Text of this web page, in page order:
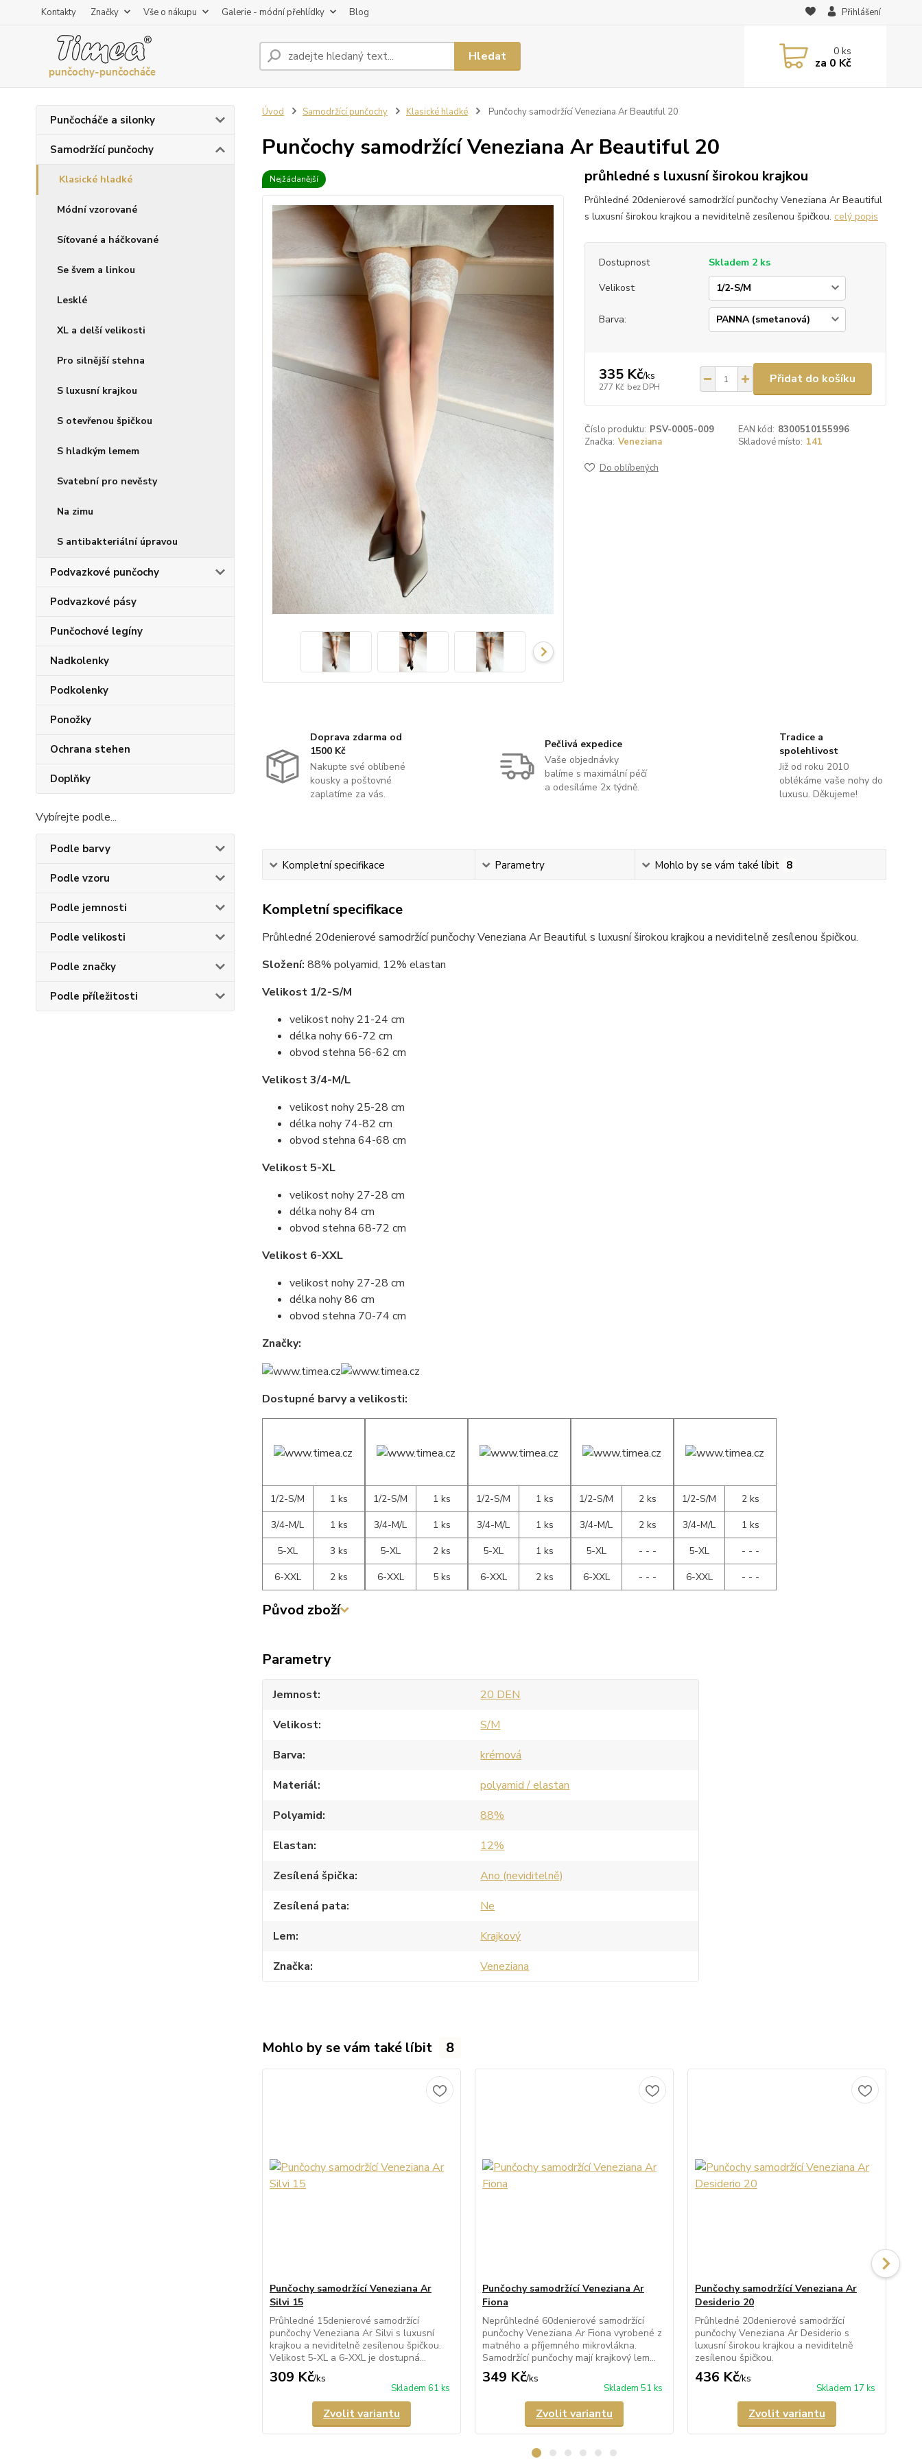
Kontakty Značky Vše o nákupu Galerie - módní přehlídky Blog Přihlášení
Hledat 0ks
za 0 Kč
Punčocháče a silonky
Samodržící punčochy
Klasické hladké
Módní vzorované
Síťované a háčkované
Se švem a linkou
Lesklé
XL a delší velikosti
Pro silnější stehna
S luxusní krajkou
S otevřenou špičkou
S hladkým lemem
Svatební pro nevěsty
Na zimu
S antibakteriální úpravou
Podvazkové punčochy
Podvazkové pásy
Punčochové legíny
Nadkolenky
Podkolenky
Ponožky
Ochrana stehen
Doplňky
Vybírejte podle...
Podle barvy
Podle vzoru
Podle jemnosti
Podle velikosti
Podle značky
Podle příležitosti
Úvod Samodržící punčochy Klasické hladké Punčochy samodržící Veneziana Ar Beautiful 20
Punčochy samodržící Veneziana Ar Beautiful 20
Nejžádanější průhledné s luxusní širokou krajkou
Průhledné 20denierové samodržící punčochy Veneziana Ar Beautiful
s luxusní širokou krajkou a neviditelně zesílenou špičkou. celý popis
Dostupnost
Skladem 2 ks
Velikost:
Barva:
335 Kč/ks
277 Kč bez DPH
Přidat do košíku
Číslo produktu: PSV-0005-009 EAN kód: 8300510155996
Značka: Veneziana Skladové místo: 141
Do oblíbených
Doprava zdarma od
1500 Kč
Nakupte své oblíbené
kousky a poštovné
zaplatíme za vás.
Pečlivá expedice
Vaše objednávky
balíme s maximální péčí
a odesíláme 2x týdně.
Tradice a
spolehlivost
Již od roku 2010
oblékáme vaše nohy do
luxusu. Děkujeme!
Kompletní specifikace Parametry Mohlo by se vám také líbit 8
Kompletní specifikace
Průhledné 20denierové samodržící punčochy Veneziana Ar Beautiful s luxusní širokou krajkou a neviditelně zesílenou špičkou.
Složení: 88% polyamid, 12% elastan
Velikost 1/2-S/M
velikost nohy 21-24 cm
délka nohy 66-72 cm
obvod stehna 56-62 cm
Velikost 3/4-M/L
velikost nohy 25-28 cm
délka nohy 74-82 cm
obvod stehna 64-68 cm
Velikost 5-XL
velikost nohy 27-28 cm
délka nohy 84 cm
obvod stehna 68-72 cm
Velikost 6-XXL
velikost nohy 27-28 cm
délka nohy 86 cm
obvod stehna 70-74 cm
Značky:
Dostupné barvy a velikosti:
1/2-S/M
1 ks
3/4-M/L
1 ks
5-XL
3 ks
6-XXL
2 ks
1/2-S/M
1 ks
3/4-M/L
1 ks
5-XL
2 ks
6-XXL
5 ks
1/2-S/M
1 ks
3/4-M/L
1 ks
5-XL
1 ks
6-XXL
2 ks
1/2-S/M
2 ks
3/4-M/L
2 ks
5-XL
- - -
6-XXL
- - -
1/2-S/M
2 ks
3/4-M/L
1 ks
5-XL
- - -
6-XXL
- - -
Původ zboží
Parametry
Jemnost
20 DEN
Velikost
S/M
Barva
krémová
Materiál
polyamid / elastan
Polyamid
88%
Elastan
12%
Zesílená špička
Ano (neviditelně)
Zesílená pata
Ne
Lem
Krajkový
Značka
Veneziana
Mohlo by se vám také líbit 8
Punčochy samodržící Veneziana Ar
Silvi 15
Průhledné 15denierové samodržící
punčochy Veneziana Ar Silvi s luxusní
krajkou a neviditelně zesílenou špičkou.
Velikost 5-XL a 6-XXL je dostupná...
309 Kč/ks
Skladem 61 ks
Zvolit variantu
Punčochy samodržící Veneziana Ar
Fiona
Neprůhledné 60denierové samodržící
punčochy Veneziana Ar Fiona vyrobené z
matného a příjemného mikrovlákna.
Samodržící punčochy mají krajkový lem...
349 Kč/ks
Skladem 51 ks
Zvolit variantu
Punčochy samodržící Veneziana Ar
Desiderio 20
Průhledné 20denierové samodržící
punčochy Veneziana Ar Desiderio s
luxusní širokou krajkou a neviditelně
zesílenou špičkou.
436 Kč/ks
Skladem 17 ks
Zvolit variantu